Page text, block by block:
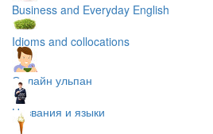
Business and Everyday English
Idioms and collocations
Онлайн ульпан
Названия и языки